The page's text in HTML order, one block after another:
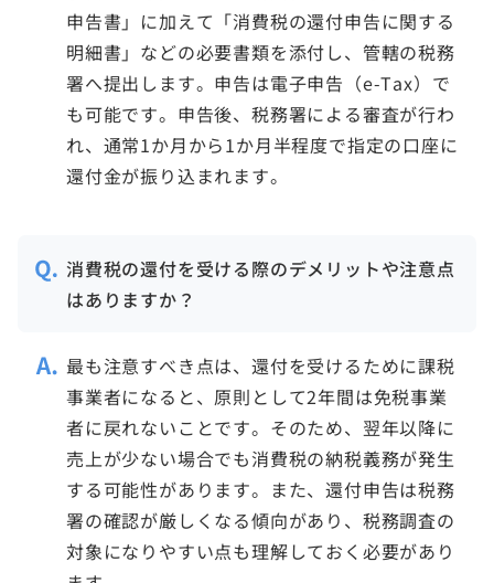
申告書」に加えて「消費税の還付申告に関する
明細書」などの必要書類を添付し、管轄の税務
署へ提出します。申告は電子申告（e-Tax）で
も可能です。申告後、税務署による審査が行わ
れ、通常1か月から1か月半程度で指定の口座に
還付金が振り込まれます。
消費税の還付を受ける際のデメリットや注意点
はありますか？
最も注意すべき点は、還付を受けるために課税
事業者になると、原則として2年間は免税事業
者に戻れないことです。そのため、翌年以降に
売上が少ない場合でも消費税の納税義務が発生
する可能性があります。また、還付申告は税務
署の確認が厳しくなる傾向があり、税務調査の
対象になりやすい点も理解しておく必要があり